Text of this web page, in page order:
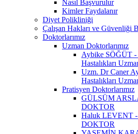
Nasıl Başvurulur
Kimler Faydalanır
Diyet Polikliniği
Çalışan Hakları ve Güvenliği
Doktorlarımız
Uzman Doktorlarımız
Aybike SÖĞÜT -
Hastalıkları
Uzm. Dr Caner
Hastalıkları
Pratisyen Doktorlarımız
GÜLSÜM
DOKTOR
Haluk LEVENT
DOKTOR